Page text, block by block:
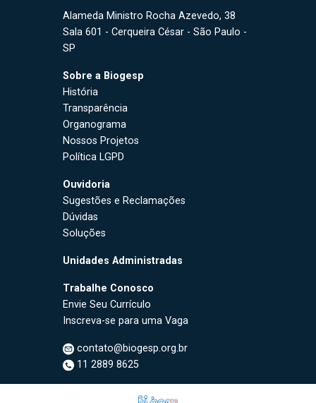
Alameda Ministro Rocha Azevedo, 38
Sala 601 - Cerqueira César - São Paulo -
SP
Sobre a Biogesp
História
Transparência
Organograma
Nossos Projetos
Política LGPD
Ouvidoria
Sugestões e Reclamações
Dúvidas
Soluções
Unidades Administradas
Trabalhe Conosco
Envie Seu Currículo
Inscreva-se para uma Vaga
contato@biogesp.org.br
11 2889 8625